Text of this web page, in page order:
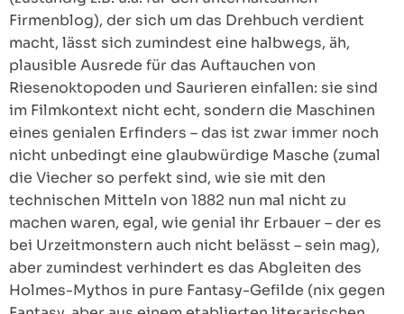
Firmenblog), der sich um das Drehbuch verdient
macht, lässt sich zumindest eine halbwegs, äh,
plausible Ausrede für das Auftauchen von
Riesenoktopoden und Saurieren einfallen: sie sind
im Filmkontext nicht echt, sondern die Maschinen
eines genialen Erfinders – das ist zwar immer noch
nicht unbedingt eine glaubwürdige Masche (zumal
die Viecher so perfekt sind, wie sie mit den
technischen Mitteln von 1882 nun mal nicht zu
machen waren, egal, wie genial ihr Erbauer – der es
bei Urzeitmonstern auch nicht belässt – sein mag),
aber zumindest verhindert es das Abgleiten des
Holmes-Mythos in pure Fantasy-Gefilde (nix gegen